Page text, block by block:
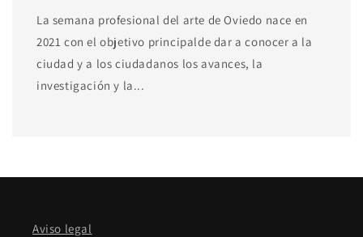
La semana profesional del arte de Oviedo nace en
2021 con el objetivo principalde dar a conocer a la
ciudad y a los ciudadanos los avances, la
investigación y la...
Aviso legal